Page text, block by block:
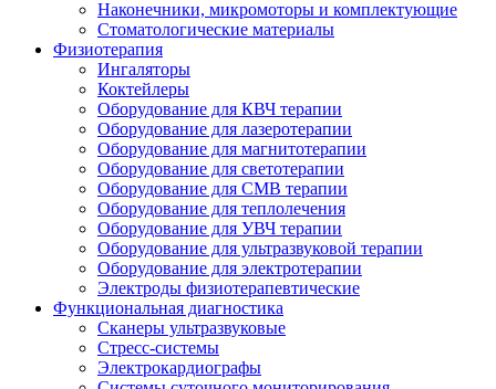
Наконечники, микромоторы и комплектующие
Стоматологические материалы
Физиотерапия
Ингаляторы
Коктейлеры
Оборудование для КВЧ терапии
Оборудование для лазеротерапии
Оборудование для магнитотерапии
Оборудование для светотерапии
Оборудование для СМВ терапии
Оборудование для теплолечения
Оборудование для УВЧ терапии
Оборудование для ультразвуковой терапии
Оборудование для электротерапии
Электроды физиотерапевтические
Функциональная диагностика
Сканеры ультразвуковые
Стресс-системы
Электрокардиографы